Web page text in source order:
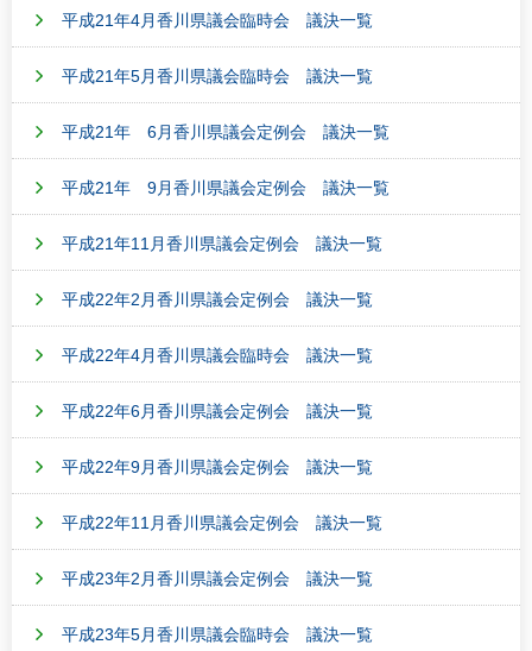
平成21年4月香川県議会臨時会 議決一覧
平成21年5月香川県議会臨時会 議決一覧
平成21年 6月香川県議会定例会 議決一覧
平成21年 9月香川県議会定例会 議決一覧
平成21年11月香川県議会定例会 議決一覧
平成22年2月香川県議会定例会 議決一覧
平成22年4月香川県議会臨時会 議決一覧
平成22年6月香川県議会定例会 議決一覧
平成22年9月香川県議会定例会 議決一覧
平成22年11月香川県議会定例会 議決一覧
平成23年2月香川県議会定例会 議決一覧
平成23年5月香川県議会臨時会 議決一覧